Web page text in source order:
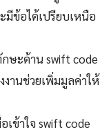
มีข้อได้เปรียบเหนือ
ษะด้าน swift code
านช่วยเพิ่มมูลค่าให้
เข้าใจ swift code